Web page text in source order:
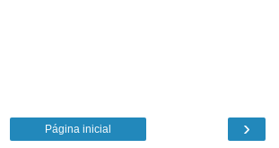
›
Página inicial